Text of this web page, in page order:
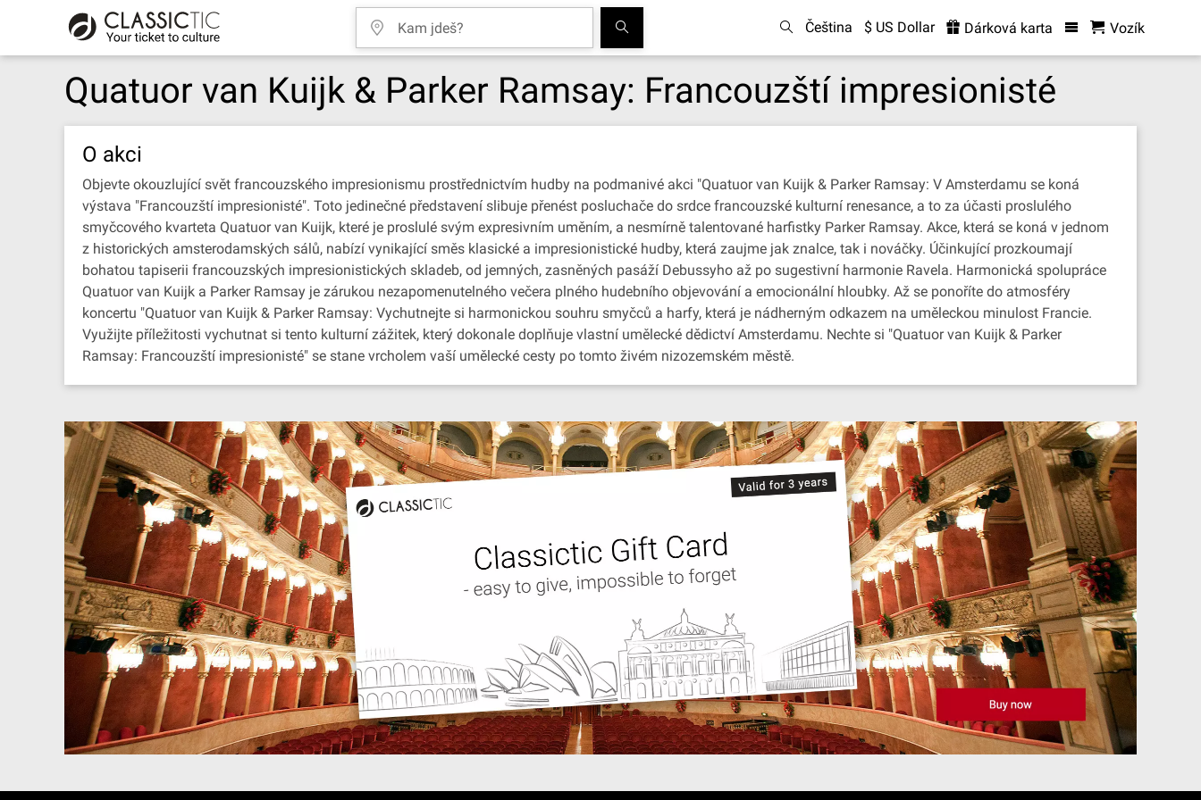
Čeština $ US Dollar Dárková karta Vozík
Quatuor van Kuijk & Parker Ramsay: Francouzští impresionisté
O akci
Objevte okouzlující svět francouzského impresionismu prostřednictvím hudby na podmanivé akci "Quatuor van Kuijk & Parker Ramsay: V Amsterdamu se koná
výstava "Francouzští impresionisté". Toto jedinečné představení slibuje přenést posluchače do srdce francouzské kulturní renesance, a to za účasti proslulého
smyčcového kvarteta Quatuor van Kuijk, které je proslulé svým expresivním uměním, a nesmírně talentované harfistky Parker Ramsay. Akce, která se koná v jednom
z historických amsterodamských sálů, nabízí vynikající směs klasické a impresionistické hudby, která zaujme jak znalce, tak i nováčky. Účinkující prozkoumají
bohatou tapiserii francouzských impresionistických skladeb, od jemných, zasněných pasáží Debussyho až po sugestivní harmonie Ravela. Harmonická spolupráce
Quatuor van Kuijk a Parker Ramsay je zárukou nezapomenutelného večera plného hudebního objevování a emocionální hloubky. Až se ponoříte do atmosféry
koncertu "Quatuor van Kuijk & Parker Ramsay: Vychutnejte si harmonickou souhru smyčců a harfy, která je nádherným odkazem na uměleckou minulost Francie.
Využijte příležitosti vychutnat si tento kulturní zážitek, který dokonale doplňuje vlastní umělecké dědictví Amsterdamu. Nechte si "Quatuor van Kuijk & Parker
Ramsay: Francouzští impresionisté" se stane vrcholem vaší umělecké cesty po tomto živém nizozemském městě.